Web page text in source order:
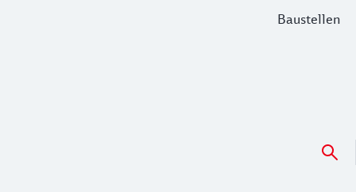
Baustellen